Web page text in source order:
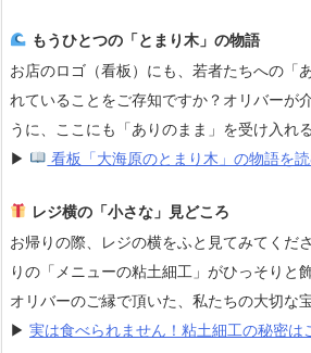
もうひとつの「とまり木」の物語
お店のロゴ（看板）にも、若者たちへの「
れていることをご存知ですか？オリバーが
うに、ここにも「ありのまま」を受け入れ
▶
看板「大海原のとまり木」の物語を
レジ横の「小さな」見どころ
お帰りの際、レジの横をふと見てみてくだ
りの「メニューの粘土細工」がひっそりと
オリバーのご縁で頂いた、私たちの大切な宝
▶ 実は食べられません！粘土細工の秘密は